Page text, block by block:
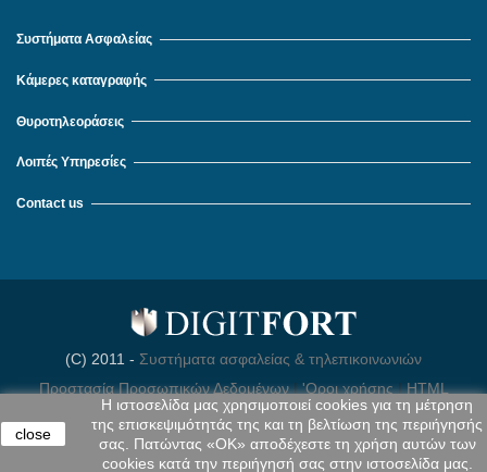
Συστήματα Ασφαλείας
Κάμερες καταγραφής
Θυροτηλεοράσεις
Λοιπές Υπηρεσίες
Contact us
close
Η ιστοσελίδα μας χρησιμοποιεί cookies για τη μέτρηση
της επισκεψιμότητάς της και τη βελτίωση της περιήγησής
σας. Πατώντας «OK» αποδέχεστε τη χρήση αυτών των
cookies κατά την περιήγησή σας στην ιστοσελίδα μας.
(C) 2011 - Συστήματα ασφαλείας & τηλεπικοινωνιών
Προστασία Προσωπικών Δεδομένων|'Οροι χρήσης|HTML
Sitemap|Τεχνική Υποστήριξη